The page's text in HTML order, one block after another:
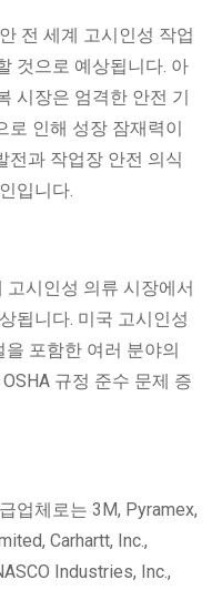
전 세계 고시인성 작업
것으로 예상됩니다. 아
시장은 엄격한 안전 기
로 인해 성장 잠재력이
전과 작업장 안전 의식
입니다.
시인성 의류 시장에서
됩니다. 미국 고시인성
포함한 여러 분야의
규정 준수 문제 증
업체로는 3M, Pyramex,
Carhartt, Inc.,
Industries, Inc.,